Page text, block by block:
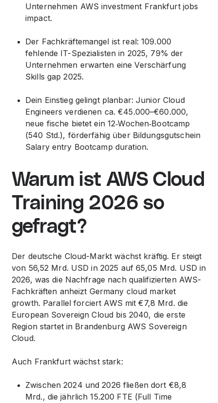
Unternehmen AWS investment Frankfurt jobs
impact.
Der Fachkräftemangel ist real: 109.000
fehlende IT-Spezialisten in 2025, 79% der
Unternehmen erwarten eine Verschärfung
Skills gap 2025.
Dein Einstieg gelingt planbar: Junior Cloud
Engineers verdienen ca. €45.000–€60.000,
neue fische bietet ein 12‑Wochen‑Bootcamp
(540 Std.), förderfähig über Bildungsgutschein
Salary entry Bootcamp duration.
Warum ist AWS Cloud
Training 2026 so
gefragt?
Der deutsche Cloud-Markt wächst kräftig. Er steigt
von 56,52 Mrd. USD in 2025 auf 65,05 Mrd. USD in
2026, was die Nachfrage nach qualifizierten AWS-
Fachkräften anheizt Germany cloud market
growth. Parallel forciert AWS mit €7,8 Mrd. die
European Sovereign Cloud bis 2040, die erste
Region startet in Brandenburg AWS Sovereign
Cloud.
Auch Frankfurt wächst stark:
Zwischen 2024 und 2026 fließen dort €8,8
Mrd., die jährlich 15.200 FTE (Full Time